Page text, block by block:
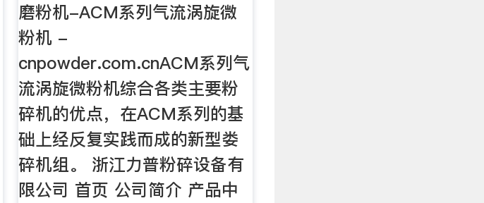
磨粉机-ACM系列气流涡旋微
粉机 -
cnpowder.com.cnACM系列气
流涡旋微粉机综合各类主要粉
碎机的优点，在ACM系列的基
础上经反复实践而成的新型娄
碎机组。 浙江力普粉碎设备有
限公司 首页 公司简介 产品中